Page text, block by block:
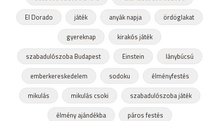
El Dorado
játék anyák napja
ördöglakat
gyereknap
kirakós játék
szabadulószoba Budapest
Einstein
lánybúcsú
emberkereskedelem
sodoku
élményfestés
mikulás
mikulás csoki
szabadulószoba játék
élmény ajándékba
páros festés